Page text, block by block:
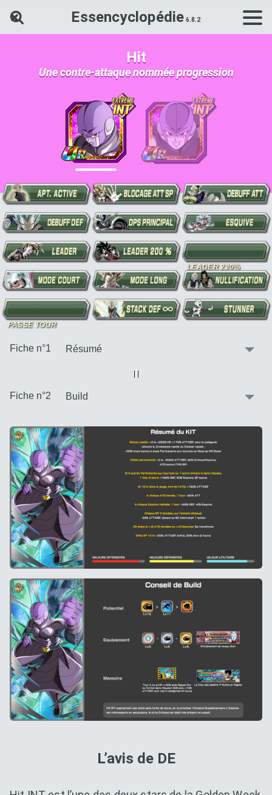
Essencyclopédie
Rechercher une carte Dokkan
Hit
Une contre-attaque nommée progression
Fiche n°1
Vue alternative
| |
Fiche n°2
L’avis de DE